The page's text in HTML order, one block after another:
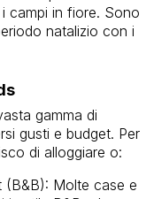
campi in fiore. Sono
natalizio con i
gamma di
gusti e budget. Per
di alloggiare o:
Molte case e